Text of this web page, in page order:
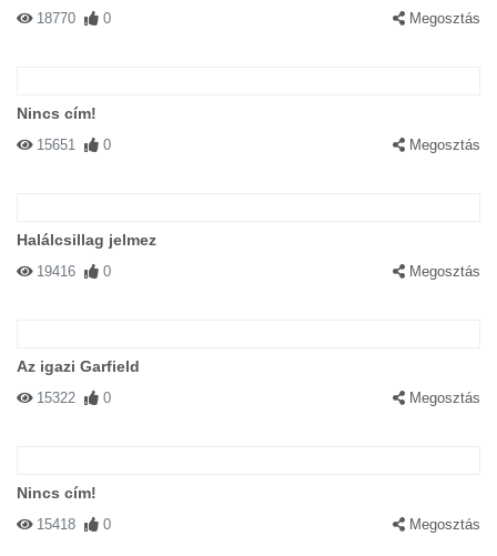
18770 0 Megosztás
Nincs cím!
15651 0 Megosztás
Halálcsillag jelmez
19416 0 Megosztás
Az igazi Garfield
15322 0 Megosztás
Nincs cím!
15418 0 Megosztás